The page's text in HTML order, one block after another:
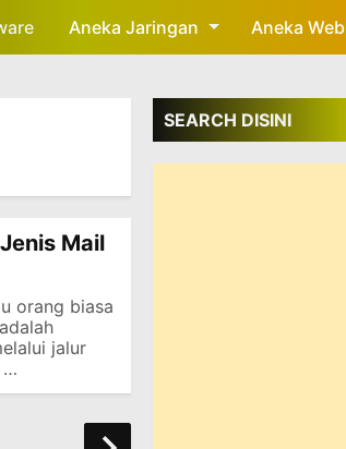
Aneka Jaringan Aneka Web
Mail
orang biasa
jalur
…
SEARCH DISINI